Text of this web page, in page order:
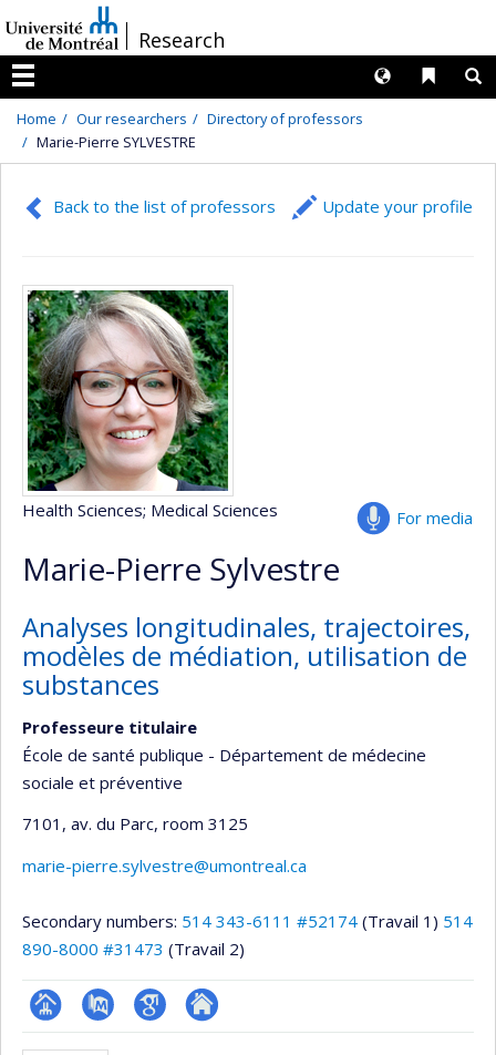
au
contenu
/Research
Menu
Liens
Langues
Home Our researchers
Directory of professors
Marie-Pierre SYLVESTRE
Back to the list of professors Update your profile
For media
Health Sciences; Medical Sciences
Marie-Pierre Sylvestre
Analyses longitudinales, trajectoires,
modèles de médiation, utilisation de
substances
Professeure titulaire
École de santé publique - Département de médecine
sociale et préventive
7101, av. du Parc, room 3125
marie-pierre.sylvestre@umontreal.ca
Secondary numbers: 514 343-6111 #52174 (Travail 1) 514
890-8000 #31473 (Travail 2)
Page PubMedGoogleAutre